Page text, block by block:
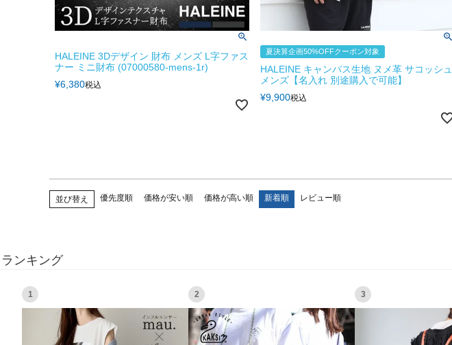
HALEINE 3Dデザイン 財布 メンズ L字ファス
ナー ミニ財布 (07000580-mens-1r)
¥6,380税込
夏決算企画50%OFFクーポン対象
HALEINE キャンバス生地 ヌメ革 サコッシュ
メンズ【名入れ 別途購入で可能】
¥9,900税込
並び替え 優先度順 価格が安い順 価格が高い順 新着順 レビュー順
ランキング
1 2 3